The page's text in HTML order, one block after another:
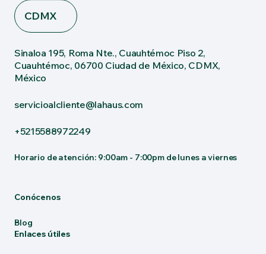
CDMX
Sinaloa 195, Roma Nte., Cuauhtémoc Piso 2,
Cuauhtémoc, 06700 Ciudad de México, CDMX,
México
servicioalcliente@lahaus.com
+5215588972249
Horario de atención: 9:00am - 7:00pm de lunes a viernes
Conócenos
Blog
Enlaces útiles